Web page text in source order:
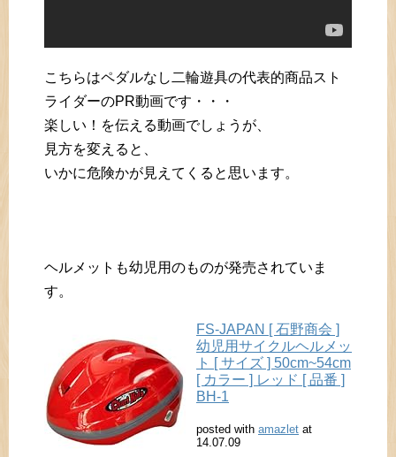
こちらはペダルなし二輪遊具の代表的商品スト
ライダーのPR動画です・・・
楽しい！を伝える動画でしょうが、
見方を変えると、
いかに危険かが見えてくると思います。
ヘルメットも幼児用のものが発売されていま
す。
FS-JAPAN [ 石野商会 ]
幼児用サイクルヘルメッ
ト [ サイズ ] 50cm~54cm
[ カラー ] レッド [ 品番 ]
BH-1
posted with amazlet at
14.07.09